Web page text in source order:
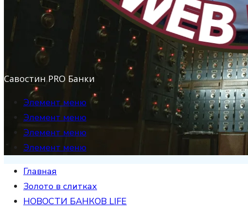
Савостин PRO Банки
Элемент меню
Элемент меню
Элемент меню
Элемент меню
Главная
Золото в слитках
НОВОСТИ БАНКОВ LIFE